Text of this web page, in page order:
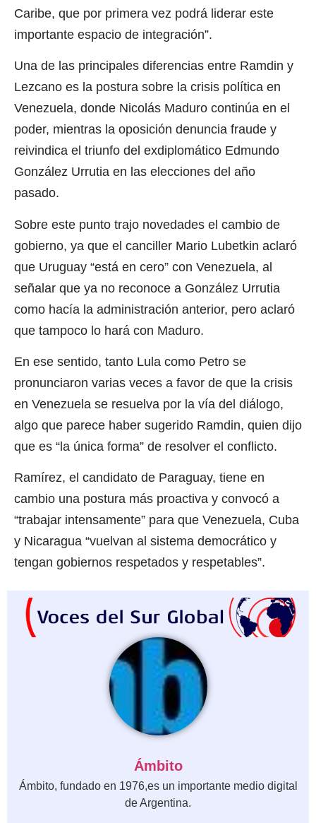
Caribe, que por primera vez podrá liderar este
importante espacio de integración”.
Una de las principales diferencias entre Ramdin y
Lezcano es la postura sobre la crisis política en
Venezuela, donde Nicolás Maduro continúa en el
poder, mientras la oposición denuncia fraude y
reivindica el triunfo del exdiplomático Edmundo
González Urrutia en las elecciones del año
pasado.
Sobre este punto trajo novedades el cambio de
gobierno, ya que el canciller Mario Lubetkin aclaró
que Uruguay “está en cero” con Venezuela, al
señalar que ya no reconoce a González Urrutia
como hacía la administración anterior, pero aclaró
que tampoco lo hará con Maduro.
En ese sentido, tanto Lula como Petro se
pronunciaron varias veces a favor de que la crisis
en Venezuela se resuelva por la vía del diálogo,
algo que parece haber sugerido Ramdin, quien dijo
que es “la única forma” de resolver el conflicto.
Ramírez, el candidato de Paraguay, tiene en
cambio una postura más proactiva y convocó a
“trabajar intensamente” para que Venezuela, Cuba
y Nicaragua “vuelvan al sistema democrático y
tengan gobiernos respetados y respetables”.
Ámbito
Ámbito, fundado en 1976,es un importante medio digital
de Argentina.